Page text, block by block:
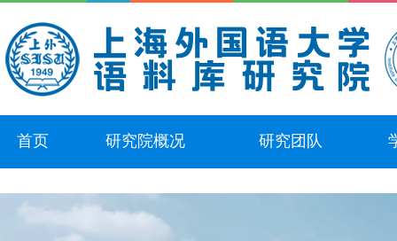
首页 研究院概况 研究团队